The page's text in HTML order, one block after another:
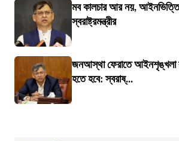
মব কালচার আর নয়,
স্বরাষ্ট্রমন্ত্রীর
জনআস্থা ফেরাতে আইনশৃঙ্খলা
হতে হবে: স্বরাষ্...